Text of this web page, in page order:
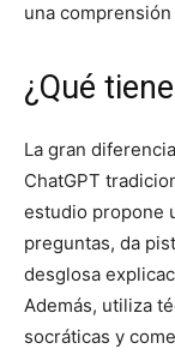
una
¿Qué
La gran
ChatGPT
estudio propone
preguntas, da
desglosa
Además, utiliza
socráticas y